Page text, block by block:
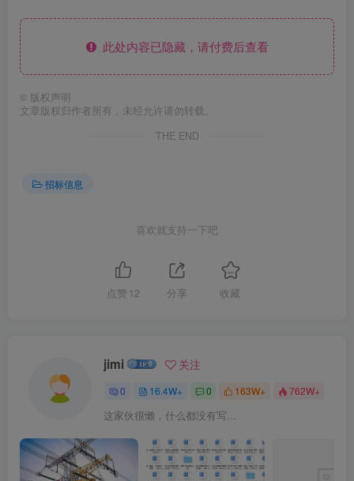
此处内容已隐藏，请付费后查看
© 版权声明
文章版权归作者所有，未经允许请勿转载。
THE END
招标信息
喜欢就支持一下吧
点赞 12 分享 收藏
jimi 关注
0 16.4W+ 0 163W+ 762W+
这家伙很懒，什么都没有写...